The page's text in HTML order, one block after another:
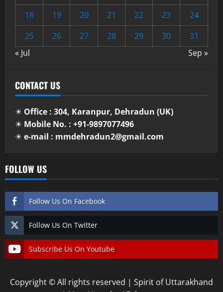
18
19 20 21 22 23
24
25
26 27 28 29 30
31
« Jul
Sep »
CONTACT US
☀ Office : 304, Karanpur, Dehradun (UK)
☀ Mobile No. : +91-9897077496
☀ e-mail : mmdehradun2@gmail.com
FOLLOW US
Follow Us On Facebook
Follow Us On Twitter
Subscribe Us On Youtube
Copyright © All rights reserved | Spirit of Uttarakhand